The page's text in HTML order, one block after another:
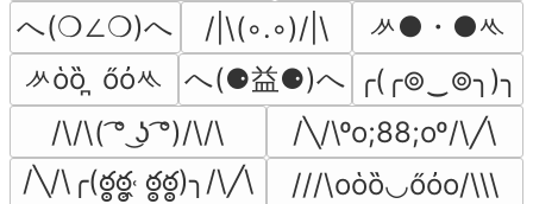
へ(❍∠❍)へ
/|\(◦.◦)/|\
ᄽ●・●ᄿ
ᄽὁȍ ̪ őὀᄿ
へ(⚈益⚈)へ ╭(╭⊚‿⊚╮)╮
/\/\( ͡° ͜ʖ ͡°)/\/\
/╲/\ºo;88;oº/\╱\
/╲/\╭(ఠ్ఠఠ్ఠ˓̭ ఠ్ఠఠ్ఠ)╮/\╱\
///\oὁȍ◡őὀo/\\\